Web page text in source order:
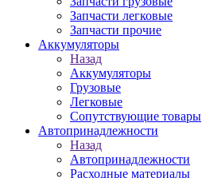
Запчасти легковые
Запчасти прочие
Аккумуляторы
Назад
Аккумуляторы
Грузовые
Легковые
Сопутствующие товары
Автопринадлежности
Назад
Автопринадлежности
Расходные материалы